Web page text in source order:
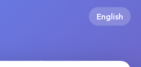
English